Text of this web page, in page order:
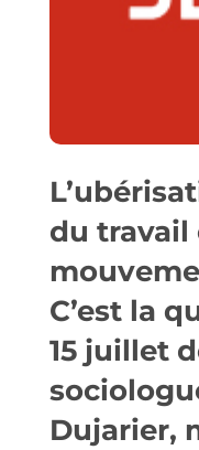
du travail
C’est la
15 juillet
Dujarier,